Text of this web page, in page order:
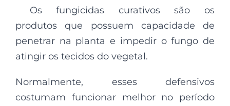
Os fungicidas curativos
são os
produtos que possuem capacidade de
penetrar na planta e impedir o fungo de
atingir os tecidos do vegetal.
Normalmente, esses defensivos
costumam funcionar melhor no período